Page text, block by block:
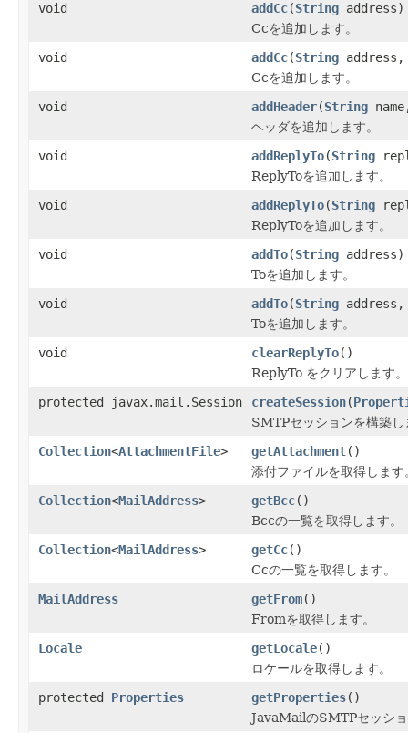
void addCc(String address)
Ccを追加します。
void
addCc(String
Ccを追加します。
void
addHeader(String
ヘッダを追加します。
void
addReplyTo(String
ReplyToを追加します。
void
addReplyTo(String
ReplyToを追加します。
void
addTo(String address)
Toを追加します。
void
addTo(String
Toを追加します。
void
clearReplyTo()
ReplyTo をクリアします。
protected javax.mail.Session
createSession(
SMTPセッションを構築し
Collection<AttachmentFile> getAttachment()
添付ファイルを取得します
Collection<MailAddress> getBcc()
Bccの一覧を取得します。
Collection<MailAddress> getCc()
Ccの一覧を取得します。
MailAddress
getFrom()
Fromを取得します。
Locale
getLocale()
ロケールを取得します。
protected Properties getProperties()
JavaMailのSMTPセッシ